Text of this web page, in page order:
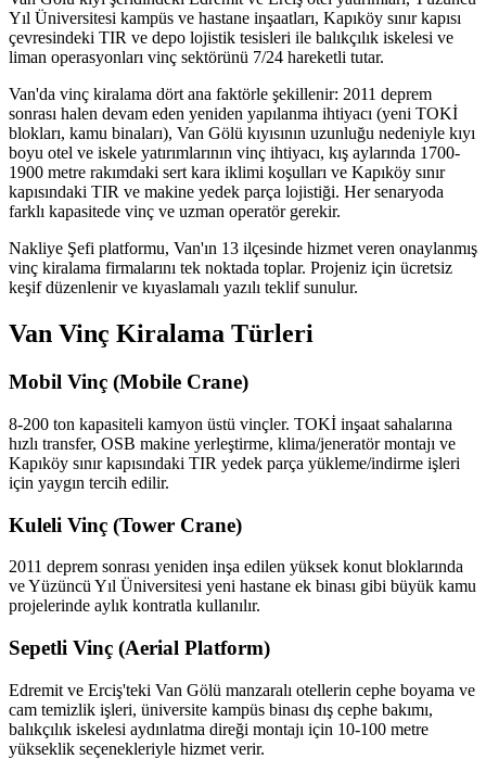
Yıl Üniversitesi kampüs ve hastane inşaatları, Kapıköy sınır kapısı
çevresindeki TIR ve depo lojistik tesisleri ile balıkçılık iskelesi ve
liman operasyonları vinç sektörünü 7/24 hareketli tutar.
Van'da vinç kiralama dört ana faktörle şekillenir: 2011 deprem
sonrası halen devam eden yeniden yapılanma ihtiyacı (yeni TOKİ
blokları, kamu binaları), Van Gölü kıyısının uzunluğu nedeniyle kıyı
boyu otel ve iskele yatırımlarının vinç ihtiyacı, kış aylarında 1700-
1900 metre rakımdaki sert kara iklimi koşulları ve Kapıköy sınır
kapısındaki TIR ve makine yedek parça lojistiği. Her senaryoda
farklı kapasitede vinç ve uzman operatör gerekir.
Nakliye Şefi platformu, Van'ın 13 ilçesinde hizmet veren onaylanmış
vinç kiralama firmalarını tek noktada toplar. Projeniz için ücretsiz
keşif düzenlenir ve kıyaslamalı yazılı teklif sunulur.
Van Vinç Kiralama Türleri
Mobil Vinç (Mobile Crane)
8-200 ton kapasiteli kamyon üstü vinçler. TOKİ inşaat sahalarına
hızlı transfer, OSB makine yerleştirme, klima/jeneratör montajı ve
Kapıköy sınır kapısındaki TIR yedek parça yükleme/indirme işleri
için yaygın tercih edilir.
Kuleli Vinç (Tower Crane)
2011 deprem sonrası yeniden inşa edilen yüksek konut bloklarında
ve Yüzüncü Yıl Üniversitesi yeni hastane ek binası gibi büyük kamu
projelerinde aylık kontratla kullanılır.
Sepetli Vinç (Aerial Platform)
Edremit ve Erciş'teki Van Gölü manzaralı otellerin cephe boyama ve
cam temizlik işleri, üniversite kampüs binası dış cephe bakımı,
balıkçılık iskelesi aydınlatma direği montajı için 10-100 metre
yükseklik seçenekleriyle hizmet verir.